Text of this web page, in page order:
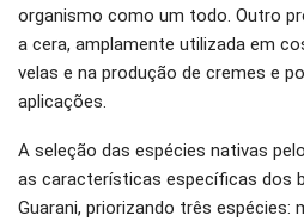
organismo como um todo. Outro
a cera, amplamente utilizada em
velas e na produção de cremes e
aplicações.
A seleção das espécies nativas
as características específicas dos
Guarani, priorizando três espécies: